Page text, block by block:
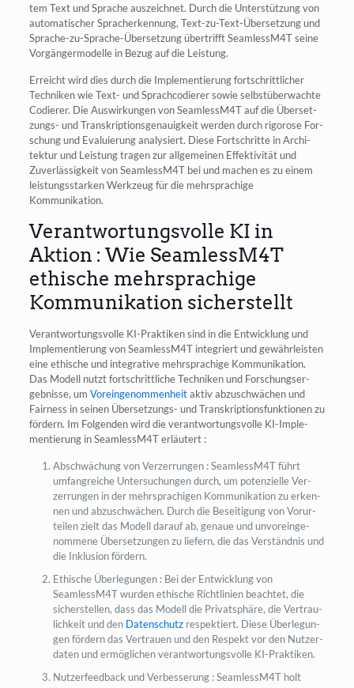
tem Text und Spra­che aus­zeich­net. Durch die Unter­stüt­zung von
auto­ma­ti­scher Sprach­er­ken­nung, Text-zu-Text-Über­set­zung und
Spra­che-zu-Spra­che-Über­set­zung über­trifft SeamlessM4T sei­ne
Vor­gän­ger­mo­del­le in Bezug auf die Leistung.
Erreicht wird dies durch die Imple­men­tie­rung fort­schritt­li­cher
Tech­ni­ken wie Text- und Sprach­co­die­rer sowie selbst­über­wach­te
Codie­rer. Die Aus­wir­kun­gen von SeamlessM4T auf die Über­set­
zungs- und Tran­skrip­ti­ons­ge­nau­ig­keit wer­den durch rigo­ro­se For­
schung und Eva­lu­ie­rung ana­ly­siert. Die­se Fort­schrit­te in Archi­
tek­tur und Leis­tung tra­gen zur all­ge­mei­nen Effek­ti­vi­tät und
Zuver­läs­sig­keit von SeamlessM4T bei und machen es zu einem
leis­tungs­star­ken Werk­zeug für die mehr­spra­chi­ge
Kommunikation.
Verantwortungsvolle KI in
Aktion : Wie SeamlessM4T
ethische mehrsprachige
Kommunikation sicherstellt
Ver­ant­wor­tungs­vol­le KI-Prak­ti­ken sind in die Ent­wick­lung und
Imple­men­tie­rung von SeamlessM4T inte­griert und gewähr­leis­ten
eine ethi­sche und inte­gra­ti­ve mehr­spra­chi­ge Kom­mu­ni­ka­ti­on.
Das Modell nutzt fort­schritt­li­che Tech­ni­ken und For­schungs­er­
geb­nis­se, um Vor­ein­ge­nom­men­heitaktiv abzu­schwä­chen und
Fair­ness in sei­nen Über­set­zungs- und Tran­skrip­ti­ons­funk­tio­nen zu
för­dern. Im Fol­gen­den wird die ver­ant­wor­tungs­vol­le KI-Imple­
men­tie­rung in SeamlessM4T erläutert :
Abschwä­chung von Ver­zer­run­gen : SeamlessM4T führt
umfang­rei­che Unter­su­chun­gen durch, um poten­zi­el­le Ver­
zer­run­gen in der mehr­spra­chi­gen Kom­mu­ni­ka­ti­on zu erken­
nen und abzu­schwä­chen. Durch die Besei­ti­gung von Vor­ur­
tei­len zielt das Modell dar­auf ab, genaue und unvor­ein­ge­
nom­me­ne Über­set­zun­gen zu lie­fern, die das Ver­ständ­nis und
die Inklu­si­on fördern.
Ethi­sche Über­le­gun­gen : Bei der Ent­wick­lung von
SeamlessM4T wur­den ethi­sche Richt­li­ni­en beach­tet, die
sicher­stel­len, dass das Modell die Pri­vat­sphä­re, die Ver­trau­
lich­keit und den Daten­schutzrespek­tiert. Die­se Über­le­gun­
gen för­dern das Ver­trau­en und den Respekt vor den Nut­zer­
da­ten und ermög­li­chen ver­ant­wor­tungs­vol­le KI-Praktiken.
Nut­zer­feed­back und Ver­bes­se­rung : SeamlessM4T holt